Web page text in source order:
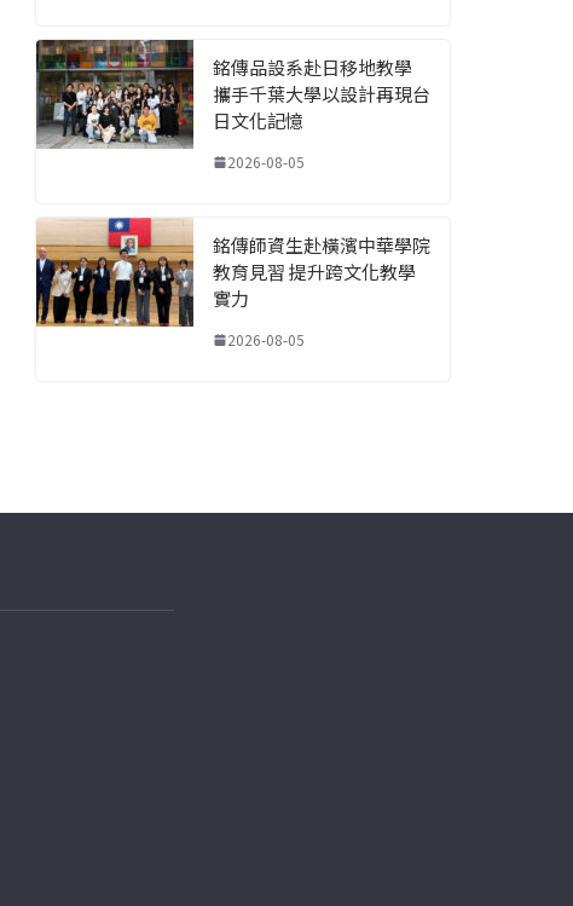
銘傳品設系赴日移地教學
攜手千葉大學以設計再現台
日文化記憶
2026-08-05
銘傳師資生赴橫濱中華學院
教育見習 提升跨文化教學
實力
2026-08-05